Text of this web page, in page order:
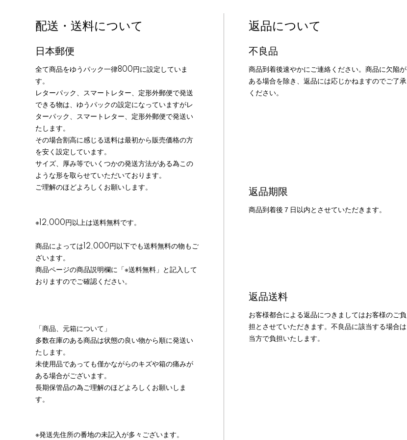
配送・送料について
日本郵便
全て商品をゆうパック一律800円に設定していま
す。
レターパック、スマートレター、定形外郵便で発送
できる物は、ゆうパックの設定になっていますがレ
ターパック、スマートレター、定形外郵便で発送い
たします。
その場合割高に感じる送料は最初から販売価格の方
を安く設定しています。
サイズ、厚み等でいくつかの発送方法がある為この
ような形を取らせていただいております。
ご理解のほどよろしくお願いします。
※12,000円以上は送料無料です。
商品によっては12,000円以下でも送料無料の物もご
ざいます。
商品ページの商品説明欄に「※送料無料」と記入して
おりますのでご確認ください。
「商品、元箱について」
多数在庫のある商品は状態の良い物から順に発送い
たします。
未使用品であっても僅かながらのキズや箱の痛みが
ある場合がございます。
長期保管品の為ご理解のほどよろしくお願いしま
す。
※発送先住所の番地の未記入が多々ございます。
返品について
不良品
商品到着後速やかにご連絡ください。商品に欠陥が
ある場合を除き、返品には応じかねますのでご了承
ください。
返品期限
商品到着後７日以内とさせていただきます。
返品送料
お客様都合による返品につきましてはお客様のご負
担とさせていただきます。不良品に該当する場合は
当方で負担いたします。